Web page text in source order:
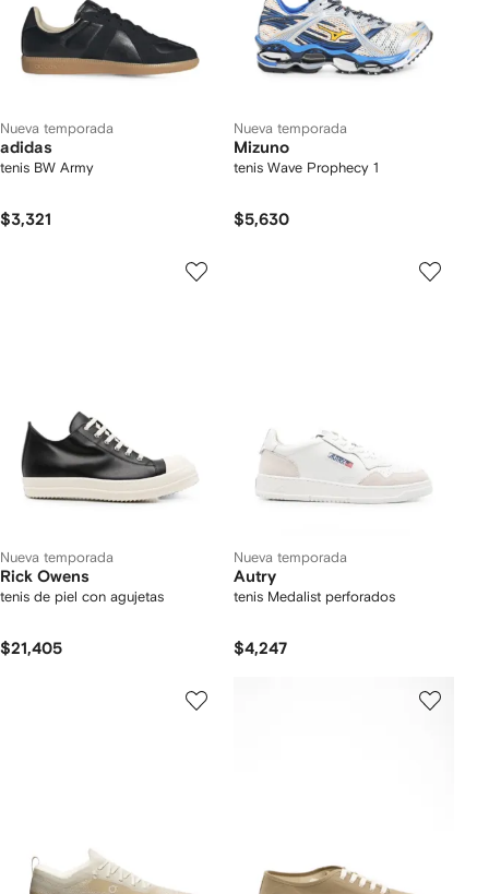
Nueva temporada
adidas
tenis BW Army
$3,321
Nueva temporada
Mizuno
tenis Wave Prophecy 1
$5,630
Nueva temporada
Rick Owens
tenis de piel con agujetas
$21,405
Nueva temporada
Autry
tenis Medalist perforados
$4,247